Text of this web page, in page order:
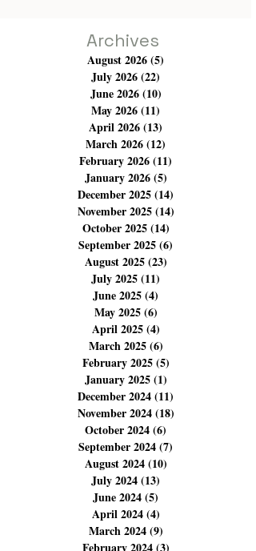
vrai talent athlétique. Il commence à sortir du rôle de
Ouled Moufida, même s'il en garde quelques ti
Archives
August 2026 (5)
July 2026 (22)22 posts
June 2026(10)10 posts
May 2026(11)11 posts
April 2026(13)13 posts
March 2026(12)12 posts
February 2026 (11)11 posts
January 2026 (5)5 posts
December 2025(14)
November 2025(14)
October 2025 (14)
September 2025
August 2025(23)
July 2025(11)
June 2025(4)4 posts
May 2025(6)6 posts
April 2025(4)4 posts
March 2025(6)6 posts
February 2025 (5)5 posts
January 2025 (1)
December 2024(11)
November 2024(18)
October 2024(6)
September 2024
August 2024 (10)
July 2024(13)13 posts